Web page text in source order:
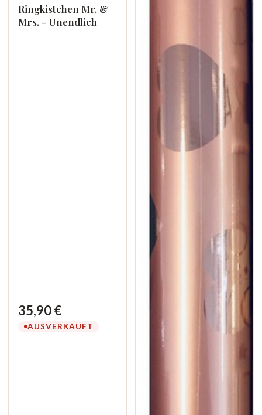
Ringkistchen Mr. &
Mrs. - Unendlich
35,90 €
AUSVERKAUFT